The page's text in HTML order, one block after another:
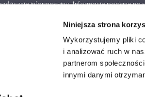
Niniejsza strona
Wykorzystujemy pliki
i analizować ruch w
partnerom
innymi danymi
informacyjny. Informacje podane na
Techniczno-Artystyczna Nauk